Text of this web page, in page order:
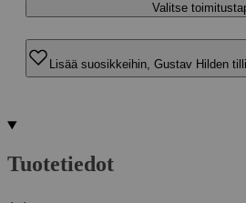
Valitse
Lisää suosikkeihin, Gustav Hilden
Tuotetiedot